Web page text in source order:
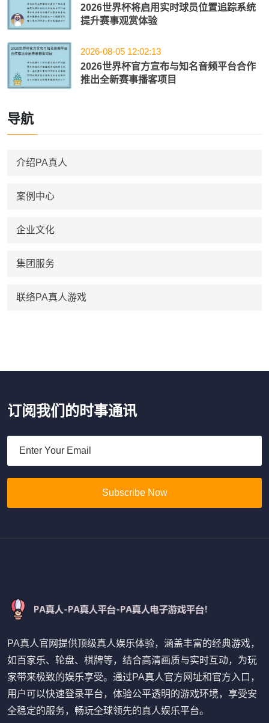
2026世界杯将启用实时球员位置追踪系统
提升赛事观赏体验
2026-08-05 12:02:13
2026世界杯官方宣布与知名音频平台合作
推出全新赛事播客项目
导航
介绍PA真人
案例中心
企业文化
集团服务
联络PA真人游戏
订阅我们的时事通讯
Subscribe Now
PA真人官网提供顶级真人娱乐体验，涵盖丰富的经典游戏，
如百家乐、轮盘、棋牌等，结合高清画质与实时互动，为玩
家带来极致的娱乐享受。通过PA真人官方网址和官方入口，
用户可以快速登录平台，体验公平透明的游戏环境，享受安
全稳定的服务，畅玩全球领先的真人娱乐平台。